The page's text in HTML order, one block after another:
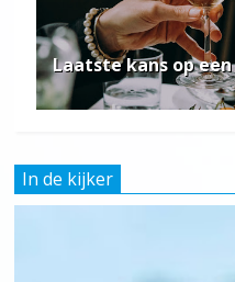
Laatste kans op
In de kijker